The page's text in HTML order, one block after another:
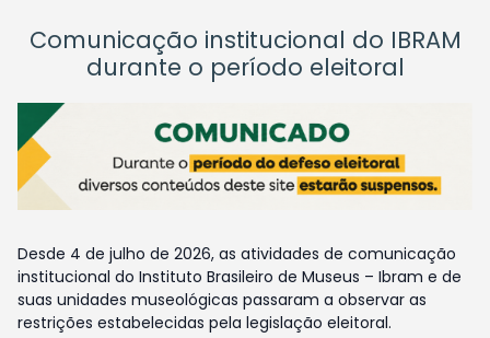
Comunicação institucional do IBRAM
durante o período eleitoral
Desde 4 de julho de 2026, as atividades de comunicação
institucional do Instituto Brasileiro de Museus – Ibram e de
suas unidades museológicas passaram a observar as
restrições estabelecidas pela legislação eleitoral.